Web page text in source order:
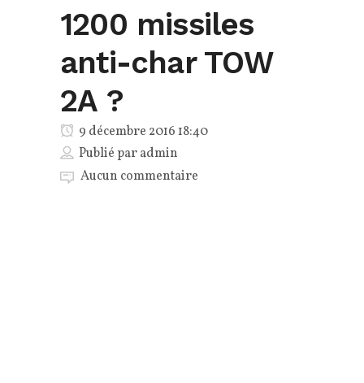
1200 missiles
anti-char TOW
2A ?
9 décembre 2016 18:40
Publié paradmin
Aucun commentaire